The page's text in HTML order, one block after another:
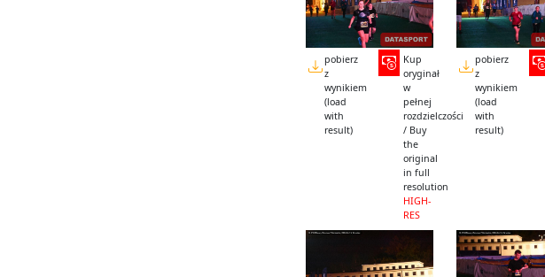
pobierz
z
wynikiem
(load
with
result)
Kup
oryginał
w
pełnej
rozdzielczości
/ Buy
the
original
in full
resolution
HIGH-
RES
pobierz
z
wynikiem
(load
with
result)